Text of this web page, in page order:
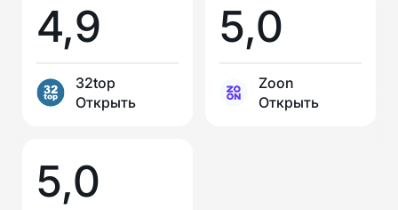
4,9
32top
Открыть
5,0
Zoon
Открыть
5,0